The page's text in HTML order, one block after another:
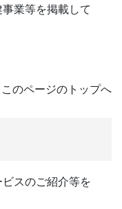
業等を掲載して
このページのトップへ
スのご紹介等を